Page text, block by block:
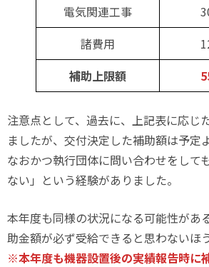
電気関連工事
諸費用
補助上限額
注意点として、過去に、上記表に応じ
ましたが、交付決定した補助額は予定
なおかつ執行団体に問い合わせをして
ない」という経験がありました。
本年度も同様の状況になる可能性があ
助金額が必ず受給できると思わないほ
※本年度も機器設置後の実績報告時に